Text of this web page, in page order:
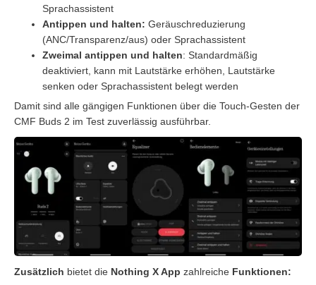
Sprachassistent
Antippen und halten: Geräuschreduzierung
(ANC/Transparenz/aus) oder Sprachassistent
Zweimal antippen und halten: Standardmäßig
deaktiviert, kann mit Lautstärke erhöhen, Lautstärke
senken oder Sprachassistent belegt werden
Damit sind alle gängigen Funktionen über die Touch-Gesten der
CMF Buds 2 im Test zuverlässig ausführbar.
Zusätzlich bietet die Nothing X App zahlreiche Funktionen: